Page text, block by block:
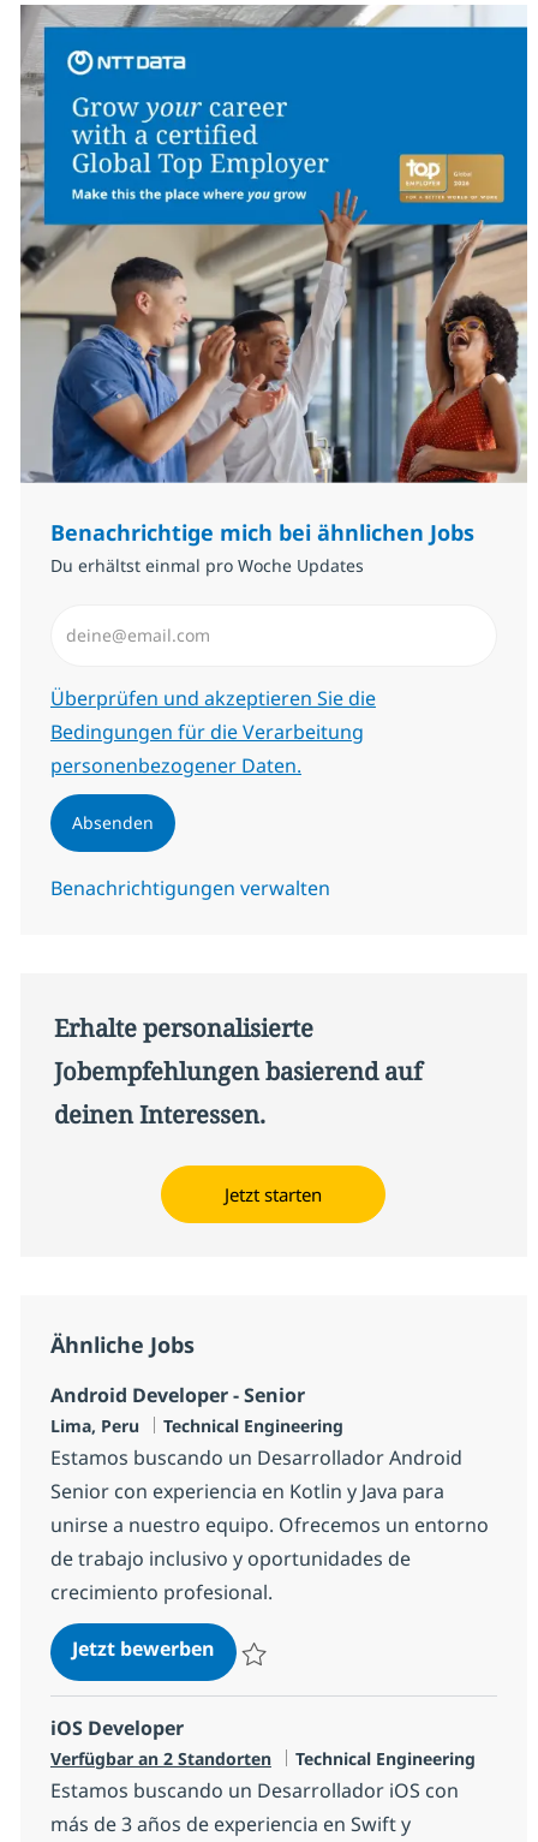
Benachrichtige mich bei ähnlichen Jobs
Du erhältst einmal pro Woche Updates
Erforderlich
Überprüfen und akzeptieren Sie die
Bedingungen für die Verarbeitung
personenbezogener Daten.
Absenden
Benachrichtigungen verwalten
Erhalte personalisierte
Jobempfehlungen basierend auf
deinen Interessen.
Jetzt starten
Ähnliche Jobs
Android Developer - Senior
Standort
Lima, Peru Kategorie
Technical Engineering
Estamos buscando un Desarrollador Android
Senior con experiencia en Kotlin y Java para
unirse a nuestro equipo. Ofrecemos un entorno
de trabajo inclusivo y oportunidades de
crecimiento profesional.
Jetzt bewerbenAndroid Developer - Senior
iOS Developer
Verfügbar an 2 Standorten Kategorie
Technical Engineering
Estamos buscando un Desarrollador iOS con
más de 3 años de experiencia en Swift y